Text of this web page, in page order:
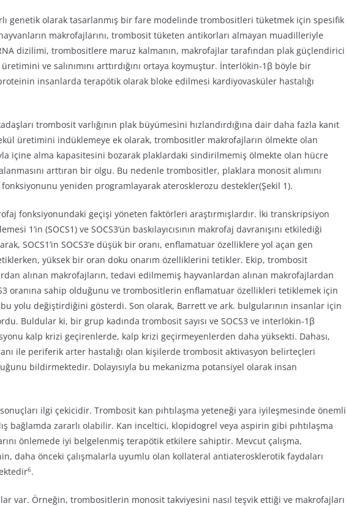
genetik olarak tasarlanmış bir fare modelinde trombositleri tüketmek için spesifik
makrofajlarını, trombosit tüketen antikorları almayan muadilleriyle
dizilimi, trombositlere maruz kalmanın, makrofajlar tarafından plak güçlendirici
ve salınımını arttırdığını ortaya koymuştur. İnterlökin-1β böyle bir
insanlarda terapötik olarak bloke edilmesi kardiyovasküler hastalığı
trombosit varlığının plak büyümesini hızlandırdığına dair daha fazla kanıt
üretimini indüklemeye ek olarak, trombositler makrofajların ölmekte olan
içine alma kapasitesini bozarak plaklardaki sindirilmemiş ölmekte olan hücre
arttıran bir olgu. Bu nedenle trombositler, plaklara monosit alımını
yeniden programlayarak aterosklerozu destekler(Şekil 1).
fonksiyonundaki geçişi yöneten faktörleri araştırmışlardır. İki transkripsiyon
1’in (SOCS1) ve SOCS3’ün baskılayıcısının makrofaj davranışını etkilediği
SOCS1’in SOCS3’e düşük bir oranı, enflamatuar özelliklere yol açan gen
yüksek bir oran doku onarım özelliklerini tetikler. Ekip, trombosit
alınan makrofajların, tedavi edilmemiş hayvanlardan alınan makrofajlardan
oranına sahip olduğunu ve trombositlerin enflamatuar özellikleri tetiklemek için
yolu değiştirdiğini gösterdi. Son olarak, Barrett ve ark. bulgularının insanlar için
Buldular ki, bir grup kadında trombosit sayısı ve SOCS3 ve interlökin-1β
kalp krizi geçirenlerde, kalp krizi geçirmeyenlerden daha yüksekti. Dahası,
ile periferik arter hastalığı olan kişilerde trombosit aktivasyon belirteçleri
bildirmektedir. Dolayısıyla bu mekanizma potansiyel olarak insan
ilgi çekicidir. Trombosit kan pıhtılaşma yeteneği yara iyileşmesinde önemli
bağlamda zararlı olabilir. Kan inceltici, klopidogrel veya aspirin gibi pıhtılaşma
önlemede iyi belgelenmiş terapötik etkilere sahiptir. Mevcut çalışma,
daha önceki çalışmalarla uyumlu olan kollateral antiaterosklerotik faydaları
6.
var. Örneğin, trombositlerin monosit takviyesini nasıl teşvik ettiği ve makrofajları